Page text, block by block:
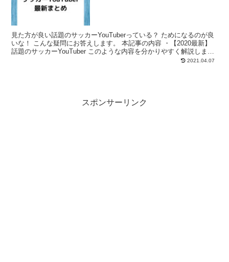
見た方が良い話題のサッカーYouTuberっている？ ためになるのが良
いな！ こんな疑問にお答えします。 本記事の内容 ・【2020最新】
話題のサッカーYouTuber このような内容を分かりやすく解説しま
2021.04.07
スポンサーリンク